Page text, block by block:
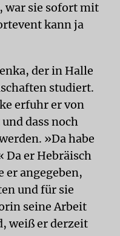
war sie sofort mit
kann ja
der in Halle
studiert.
erfuhr er von
dass noch
»Da habe
Da er Hebräisch
er angegeben,
und für sie
seine Arbeit
weiß er derzeit